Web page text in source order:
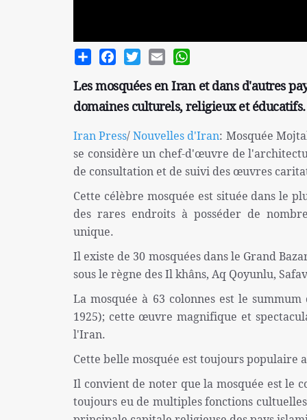
Share FacebookTwitterEmail
Les mosquées en Iran et dans d'autres
domaines culturels, religieux et éducatifs.
Iran Press/Nouvelles d'Iran: Mosquée
se considère un chef-d'œuvre de
de consultation et de suivi des œuvres
Cette célèbre mosquée est située dans le
des rares endroits à posséder de
unique.
Il existe de 30 mosquées dans le Grand
sous le règne des Il khâns, Aq Qoyunlu,
La mosquée à 63 colonnes est le
1925); cette œuvre magnifique et
l'Iran.
Cette belle mosquée est toujours populaire
Il convient de noter que la mosquée est le
toujours eu de multiples fonctions